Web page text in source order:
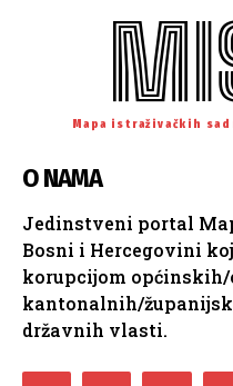
Mapa istraživačkih
O NAMA
Jedinstveni portal
Bosni i Hercegovini
korupcijom
kantonalnih/
državnih vlasti.